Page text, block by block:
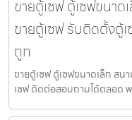
ขายตู้เซฟ ตู้เซฟขนา
ขายตู้เซฟ รับติดตั้งตู้
ถูก
ขายตู้เซฟ ตู้เซฟขนาดเล็ก ส
เซฟ ติดต่อสอบถามได้ตลอด